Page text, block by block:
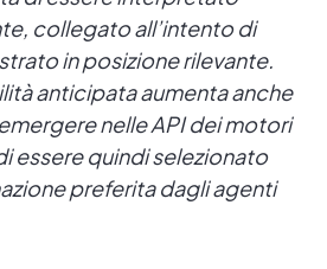
collegato all’intento di
in posizione rilevante.
anticipata aumenta anche
nelle API dei motori
essere quindi selezionato
preferita dagli agenti